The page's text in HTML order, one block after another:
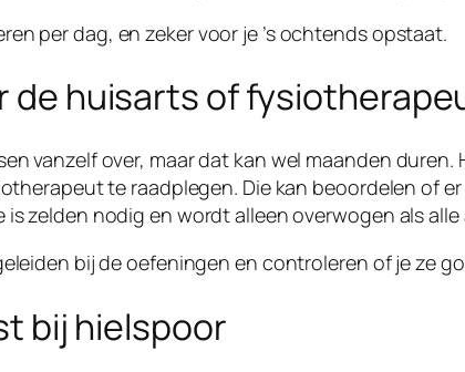
per dag, en zeker voor je ’s ochtends opstaat.
de huisarts of
vanzelf over, maar dat kan wel maanden
te raadplegen. Die kan beoordelen of
zelden nodig en wordt alleen overwogen als
bij de oefeningen en controleren of je ze
bij hielspoor